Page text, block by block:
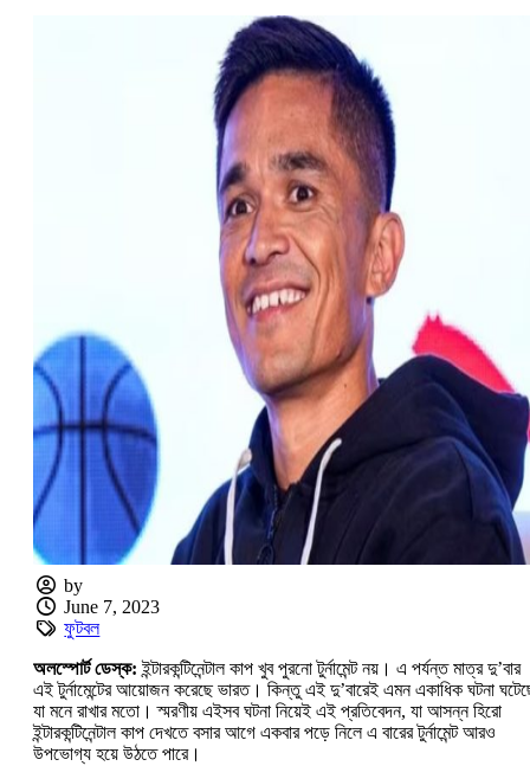
by
June 7, 2023
ফুটবল
অলস্পোর্ট ডেস্ক: ইন্টারকন্টিনেন্টাল কাপ খুব পুরনো টুর্নামেন্ট নয়। এ পর্যন্ত মাত্র দু’বার
এই টুর্নামেন্টের আয়োজন করেছে ভারত। কিন্তু এই দু’বারেই এমন একাধিক ঘটনা
যা মনে রাখার মতো। স্মরণীয় এইসব ঘটনা নিয়েই এই প্রতিবেদন, যা আসন্ন হিরো
ইন্টারকন্টিনেন্টাল কাপ দেখতে বসার আগে একবার পড়ে নিলে এ বারের টুর্নামেন্ট আরও
উপভোগ্য হয়ে উঠতে পারে।